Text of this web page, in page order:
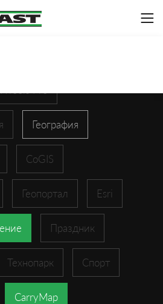
География
CoGIS
Геопортал Esri
Праздник
Технопарк Спорт
CarryMap